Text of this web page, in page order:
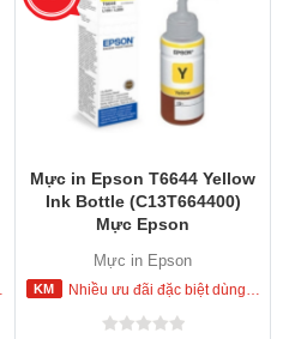
Mực in Epson T6644 Yellow
Ink Bottle (C13T664400)
Mực Epson
Mực in Epson
Nhiều ưu đãi đặc biệt dùng cho khách hàng đặt mua ngay trong hôm nay